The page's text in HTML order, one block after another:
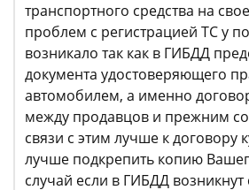
транспортного средства на
проблем с регистрацией ТС у
возникало так как в ГИБДД
документа удостоверяющего
автомобилем, а именно
между продавцов и прежним
связи с этим лучше к договору
лучше подкрепить копию
случай если в ГИБДД